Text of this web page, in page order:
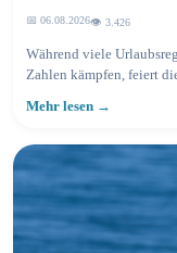
📅 06.08.2026👁️ 3.426
Während viele
Zahlen kämpfen, feiert
Mehr lesen →